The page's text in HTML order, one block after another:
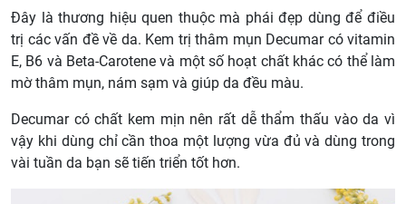
Đây là thương hiệu quen thuộc mà phái đẹp dùng để điều
trị các vấn đề về da. Kem trị thâm mụn Decumar có vitamin
E, B6 và Beta-Carotene và một số hoạt chất khác có thể làm
mờ thâm mụn, nám sạm và giúp da đều màu.
Decumar có chất kem mịn nên rất dễ thẩm thấu vào da vì
vậy khi dùng chỉ cần thoa một lượng vừa đủ và dùng trong
vài tuần da bạn sẽ tiến triển tốt hơn.